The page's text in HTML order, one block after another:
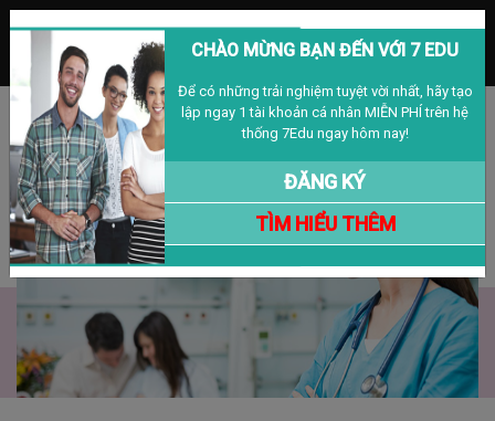
MENU
VIỆT NAM
Đăng nhập Đăng ký
Nursing & Midwife
CHÀO MỪNG BẠN ĐẾN VỚI 7 EDU
Để có những trải nghiệm tuyệt vời nhất, hãy tạo
lập ngay 1 tài khoản cá nhân MIỄN PHÍ trên hệ
thống 7Edu ngay hôm nay!
ĐĂNG KÝ
TÌM HIỂU THÊM